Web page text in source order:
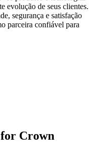
evolução de seus clientes.
segurança e satisfação
parceira confiável para
Crown